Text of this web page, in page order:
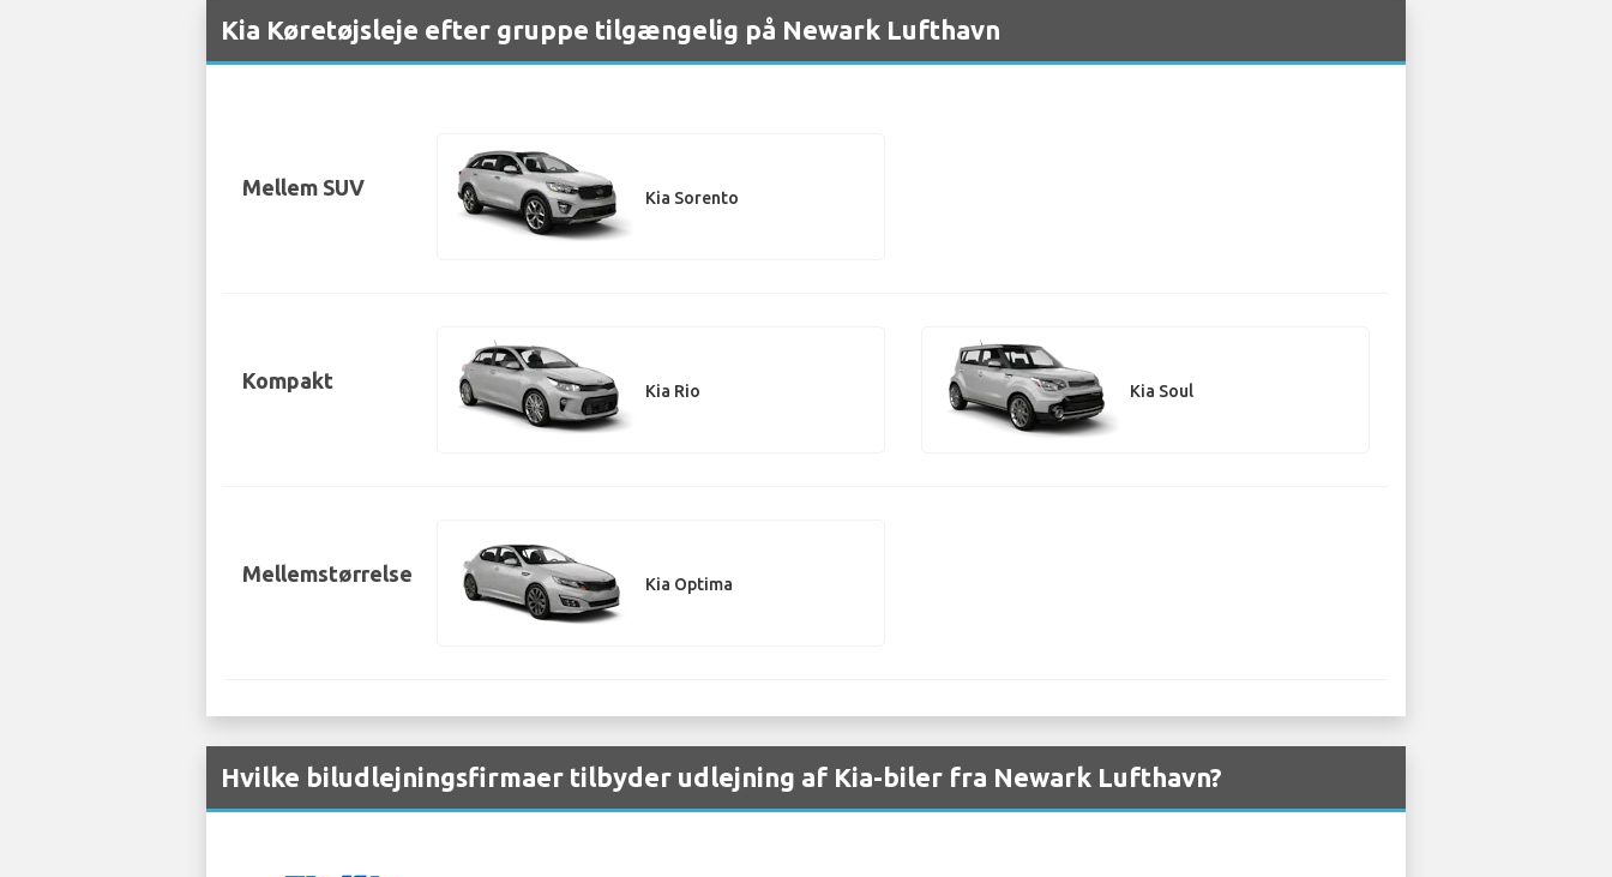
Kia Køretøjsleje efter gruppe tilgængelig på Newark Lufthavn
Mellem SUV Kia Sorento
Kompakt Kia Rio Kia Soul
Mellemstørrelse Kia Optima
Hvilke biludlejningsfirmaer tilbyder udlejning af Kia-biler fra Newark Lufthavn?